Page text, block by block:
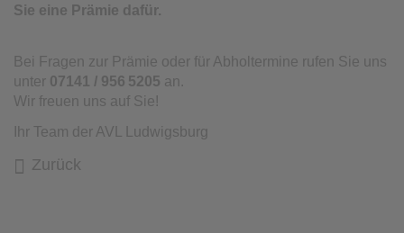
Sie eine Prämie dafür.
Bei Fragen zur Prämie oder für Abholtermine rufen Sie uns
unter 07141 / 956 5205 an.
Wir freuen uns auf Sie!
Ihr Team der AVL Ludwigsburg
Zurück